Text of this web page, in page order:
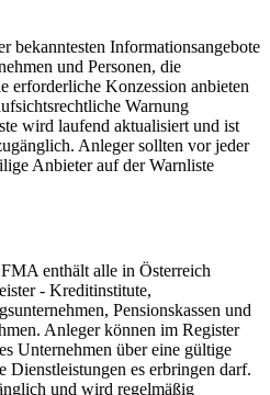
bekanntesten Informationsangebote
und Personen, die
erforderliche Konzession anbieten
Warnung
wird laufend aktualisiert und ist
Anleger sollten vor jeder
Anbieter auf der Warnliste
enthält alle in Österreich
- Kreditinstitute,
Pensionskassen und
Anleger können im Register
Unternehmen über eine gültige
es erbringen darf.
und wird regelmäßig